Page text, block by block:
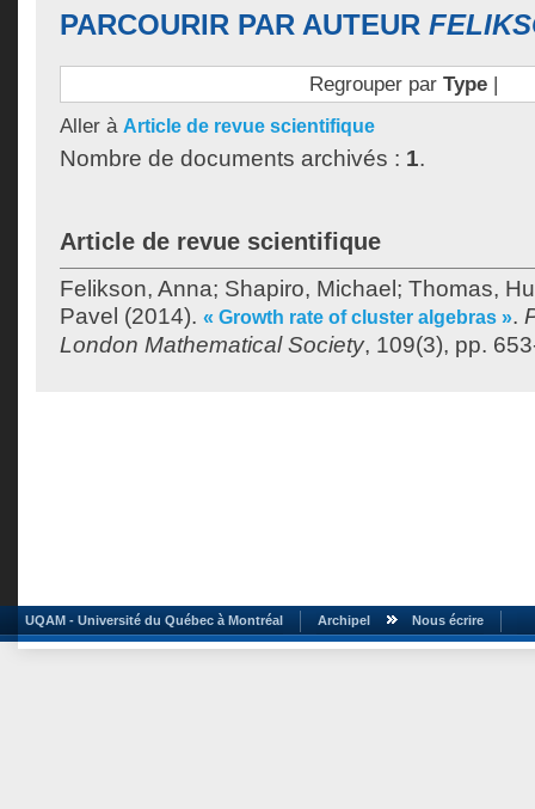
PARCOURIR PAR AUTEUR
Regrouper par Type|
Aller à Article de revue scientifique
Nombre de documents archivés : 1.
Article de revue scientifique
Felikson, Anna; Shapiro, Michael ; Thomas,
Pavel (2014). « Growth rate of cluster algebras ».
London Mathematical Society, 109(3), pp.
UQAM - Université du Québec à Montréal Archipel Nous écrire